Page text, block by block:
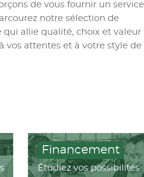
de vous fournir un service
notre sélection de
allie qualité, choix et valeur
vos attentes et à votre style de
Financement
Étudiez vos possibilités